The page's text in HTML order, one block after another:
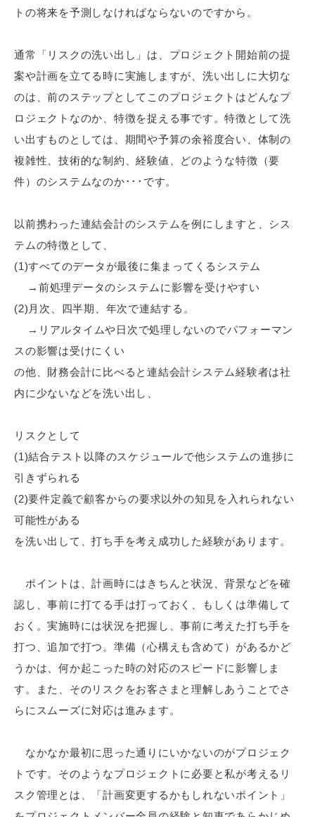
トの将来を予測しなければならないのですから。
通常「リスクの洗い出し」は、プロジェクト開始前の提
案や計画を立てる時に実施しますが、洗い出しに大切な
のは、前のステップとしてこのプロジェクトはどんなプ
ロジェクトなのか、特徴を捉える事です。特徴として洗
い出すものとしては、期間や予算の余裕度合い、体制の
複雑性、技術的な制約、経験値、どのような特徴（要
件）のシステムなのか･･･です。
以前携わった連結会計のシステムを例にしますと、シス
テムの特徴として、
(1)すべてのデータが最後に集まってくるシステム
→前処理データのシステムに影響を受けやすい
(2)月次、四半期、年次で連結する。
→リアルタイムや日次で処理しないのでパフォーマン
スの影響は受けにくい
の他、財務会計に比べると連結会計システム経験者は社
内に少ないなどを洗い出し、
リスクとして
(1)結合テスト以降のスケジュールで他システムの進捗に
引きずられる
(2)要件定義で顧客からの要求以外の知見を入れられない
可能性がある
を洗い出して、打ち手を考え成功した経験があります。
ポイントは、計画時にはきちんと状況、背景などを確
認し、事前に打てる手は打っておく、もしくは準備して
おく。実施時には状況を把握し、事前に考えた打ち手を
打つ、追加で打つ。準備（心構えも含めて）があるかど
うかは、何か起こった時の対応のスピードに影響しま
す。また、そのリスクをお客さまと理解しあうことでさ
らにスムーズに対応は進みます。
なかなか最初に思った通りにいかないのがプロジェク
トです。そのようなプロジェクトに必要と私が考えるリ
スク管理とは、「計画変更するかもしれないポイント」